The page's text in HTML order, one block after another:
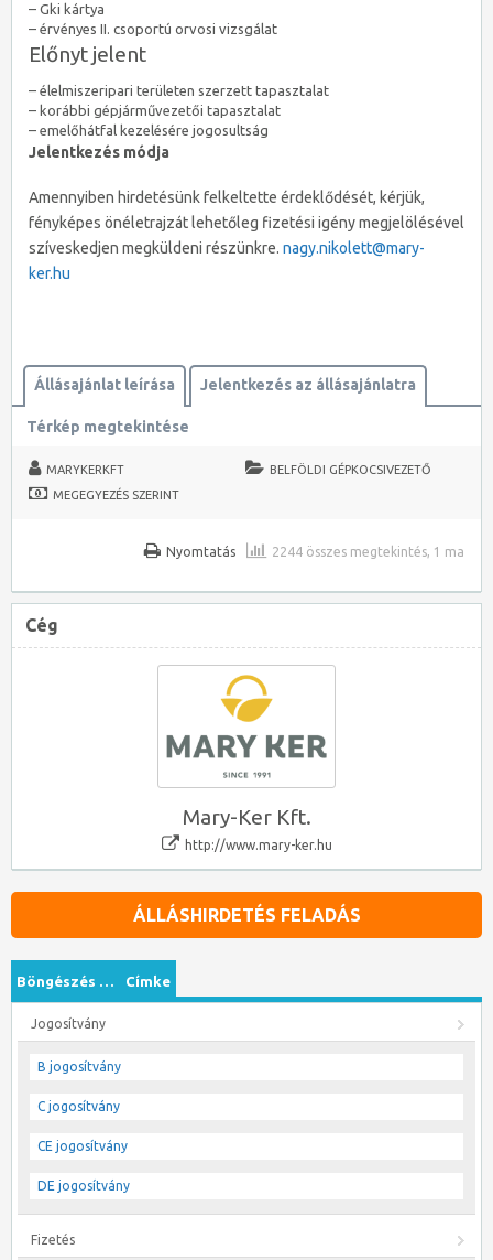
– Gki kártya
– érvényes II. csoportú orvosi vizsgálat
Előnyt jelent
– élelmiszeripari területen szerzett tapasztalat
– korábbi gépjárművezetői tapasztalat
– emelőhátfal kezelésére jogosultság
Jelentkezés módja
Amennyiben hirdetésünk felkeltette érdeklődését, kérjük,
fényképes önéletrajzát lehetőleg fizetési igény megjelölésével
szíveskedjen megküldeni részünkre. nagy.nikolett@mary-
ker.hu
Állásajánlat leírása Jelentkezés az állásajánlatra
Térkép megtekintése
MARYKERKFT
BELFÖLDI GÉPKOCSIVEZETŐ
MEGEGYEZÉS SZERINT
2244 összes megtekintés, 1 ma
Nyomtatás
Cég
Mary-Ker Kft.
http://www.mary-ker.hu
ÁLLÁSHIRDETÉS FELADÁS
Böngészés … Címke
Jogosítvány
B jogosítvány
C jogosítvány
CE jogosítvány
DE jogosítvány
Fizetés